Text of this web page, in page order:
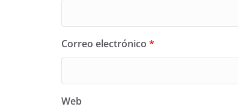
Correo electrónico *
Web